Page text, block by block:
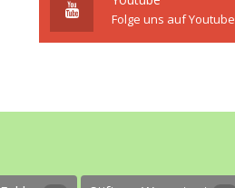
Folge uns auf Youtube